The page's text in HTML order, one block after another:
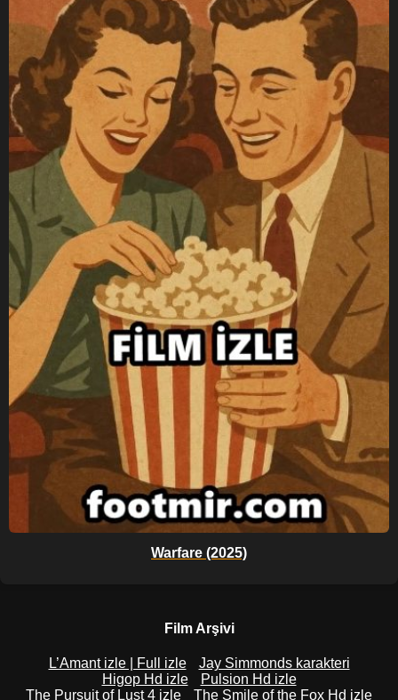
Warfare (2025)
Film Arşivi
L’Amant izle | Full izle
Jay Simmonds karakteri
Higop Hd izle
Pulsion Hd izle
The Pursuit of Lust 4 izle
The Smile of the Fox Hd izle